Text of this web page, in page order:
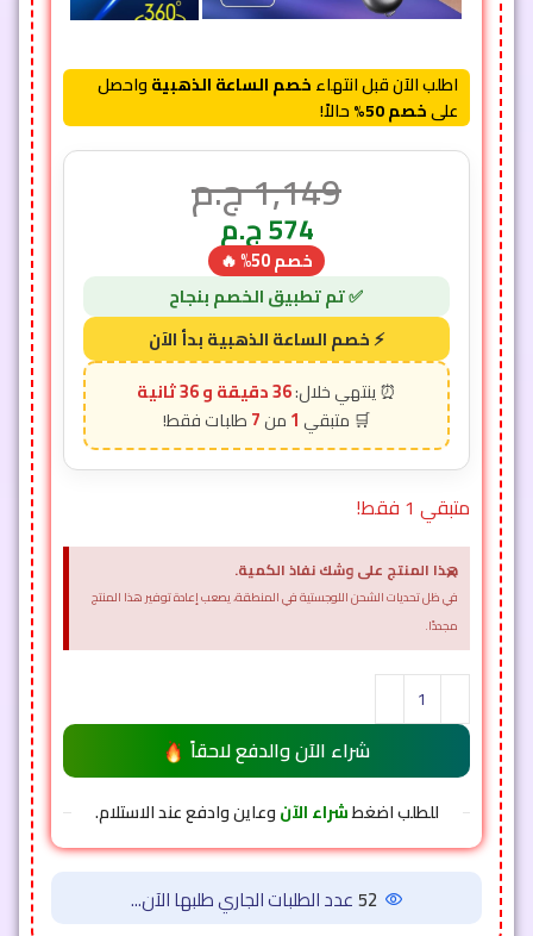
اطلب الآن قبل انتهاءخصم الساعة الذهبيةواحصل
علىخصم 50% حالاً!
1,149ج.م
574ج.م
خصم 50% 🔥
36 دقيقة و 33 ثانية
1
7
متبقي 1 فقط!
هذا المنتج على وشك نفاذ الكمية.
في ظل تحديات الشحن اللوجستية في المنطقة، يصعب إعادة توفير هذا المنتج
مجددًا.
×
شراء الآن والدفع لاحقاً
للطلب اضغطشراء الآنوعاين وادفع عند الاستلام.
52عدد الطلبات الجاري طلبها الآن...